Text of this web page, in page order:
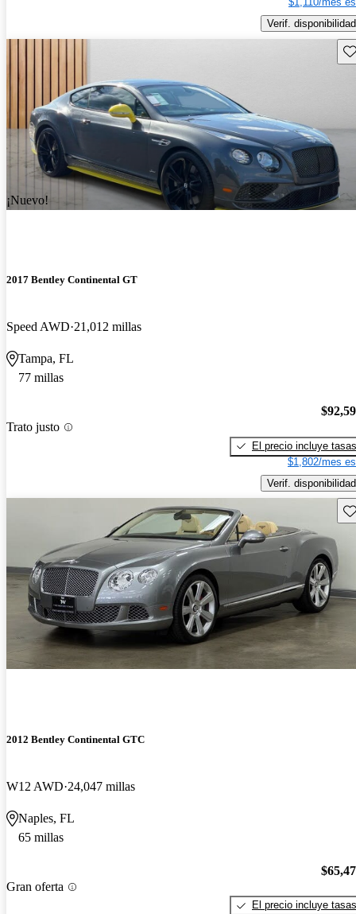
Verif. disponibilidad
¡Nuevo!
2017 Bentley Continental GT
Speed AWD 21,012 millas
Tampa, FL
77 millas
Trato justo
El precio incluye tasas
$1,802/mes
Verif. disponibilidad
2012 Bentley Continental GTC
W12 AWD 24,047 millas
Naples, FL
65 millas
Gran oferta
El precio incluye tasas